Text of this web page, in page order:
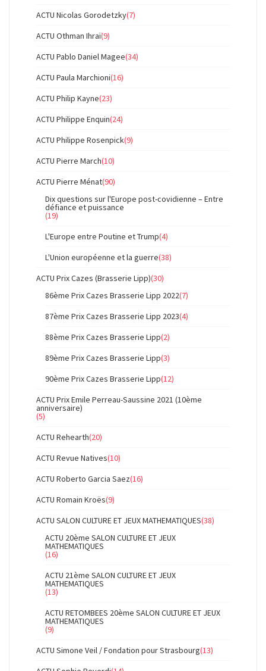
ACTU Nicolas Gorodetzky(7)
ACTU Othman Ihraï(9)
ACTU Pablo Daniel Magee(34)
ACTU Paula Marchioni(16)
ACTU Philip Kayne(23)
ACTU Philippe Enquin(24)
ACTU Philippe Rosenpick(9)
ACTU Pierre March(10)
ACTU Pierre Ménat(90)
Dix questions sur l'Europe post-covidienne – Entre
défiance et puissance
(19)
L'Europe entre Poutine et Trump(4)
L'Union européenne et la guerre(38)
ACTU Prix Cazes (Brasserie Lipp)(30)
86ème Prix Cazes Brasserie Lipp 2022(7)
87ème Prix Cazes Brasserie Lipp 2023(4)
88ème Prix Cazes Brasserie Lipp(2)
89ème Prix Cazes Brasserie Lipp(3)
90ème Prix Cazes Brasserie Lipp(12)
ACTU Prix Emile Perreau-Saussine 2021 (10ème
anniversaire)
(5)
ACTU Rehearth(20)
ACTU Revue Natives(10)
ACTU Roberto Garcia Saez(16)
ACTU Romain Kroës(9)
ACTU SALON CULTURE ET JEUX MATHEMATIQUES(38)
ACTU 20ème SALON CULTURE ET JEUX
MATHEMATIQUES
(16)
ACTU 21ème SALON CULTURE ET JEUX
MATHEMATIQUES
(13)
ACTU RETOMBEES 20ème SALON CULTURE ET JEUX
MATHEMATIQUES
(9)
ACTU Simone Veil / Fondation pour Strasbourg(13)